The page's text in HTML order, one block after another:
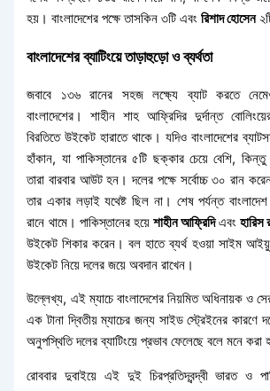
হয়। বাংলাদেশের পক্ষে তাসকিন ৩টি এবংরিশাদ হোসেন
বাংলাদেশের ব্যাটিংয়ে তাড়াহুড়ো ও ব্যর্থতা
জবাবে ১৩৬ রানের সহজ লক্ষ্যে ব্যাট করতে
বাংলাদেশের। শাহীন শাহ আফ্রিদির দুর্দান্ত
বিরতিতে উইকেট হারাতে থাকে। যদিও বাংলাদেশের
হাঁকান, যা পাকিস্তানের ৫টি ছক্কার চেয়ে বেশি, কিন্তু
তারা বারবার আউট হন। দলের পক্ষে সর্বোচ্চ ৩০ রান
তার একার লড়াই যথেষ্ট ছিল না। শেষ পর্যন্ত
রানে থামে। পাকিস্তানের হয়ে শাহীন আফ্রিদিএবং
উইকেট শিকার করেন। বল হাতে ব্যর্থ হওয়া সাইম
উইকেট নিয়ে দলের জয়ে অবদান রাখেন।
উল্লেখ্য, এই ম্যাচে বাংলাদেশের নিয়মিত অধিনায়ক ও
এক টানা দ্বিতীয় ম্যাচের জন্য সাইড স্ট্রেইনের কারণে
অনুপস্থিতি দলের ব্যাটিংয়ে প্রভাব ফেলেছে বলে মনে করা
রোববার দুবাইয়ে এই দুই চিরপ্রতিদ্বন্দ্বী ভারত ও